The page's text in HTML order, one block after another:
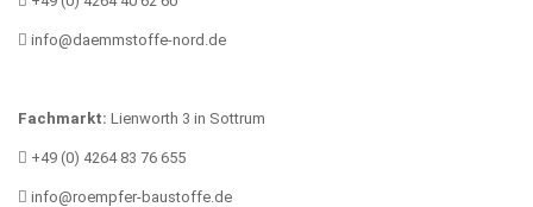
info@daemmstoffe-nord.de
Fachmarkt: Lienworth 3 in Sottrum
+49 (0) 4264 83 76 655
info@roempfer-baustoffe.de